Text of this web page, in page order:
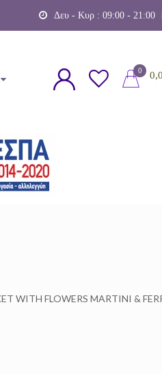
Δευ - Κυρ : 09:00 - 21:00
0
WITH FLOWERS MARTINI &